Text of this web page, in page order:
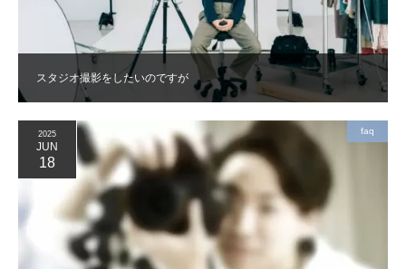
スタジオ撮影をしたいのですが
2025
JUN
18
faq